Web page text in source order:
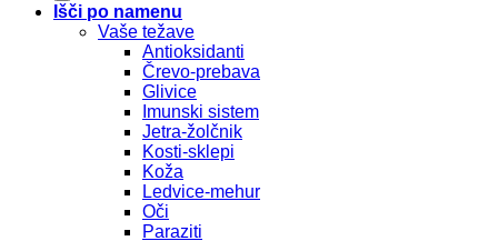
Išči po namenu
Vaše težave
Antioksidanti
Črevo-prebava
Glivice
Imunski sistem
Jetra-žolčnik
Kosti-sklepi
Koža
Ledvice-mehur
Oči
Paraziti